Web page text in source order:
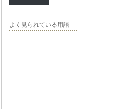
よく見られている用語